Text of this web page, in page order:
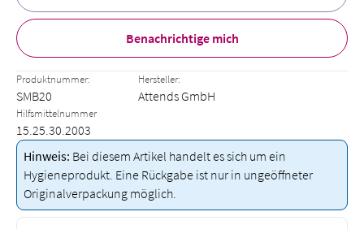
Benachrichtige mich
Produktnummer:
SMB20
Hersteller:
Attends GmbH
Hilfsmittelnummer
15.25.30.2003
Hinweis: Bei diesem Artikel handelt es sich um ein
Hygieneprodukt. Eine Rückgabe ist nur in ungeöffneter
Originalverpackung möglich.